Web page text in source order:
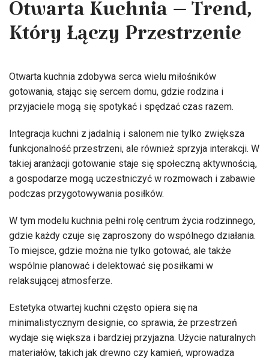
Otwarta Kuchnia – Trend,
Który Łączy Przestrzenie
Otwarta kuchnia zdobywa serca wielu miłośników
gotowania, stając się sercem domu, gdzie rodzina i
przyjaciele mogą się spotykać i spędzać czas razem.
Integracja kuchni z jadalnią i salonem nie tylko zwiększa
funkcjonalność przestrzeni, ale również sprzyja interakcji. W
takiej aranżacji gotowanie staje się społeczną aktywnością,
a gospodarze mogą uczestniczyć w rozmowach i zabawie
podczas przygotowywania posiłków.
W tym modelu kuchnia pełni rolę centrum życia rodzinnego,
gdzie każdy czuje się zaproszony do wspólnego działania.
To miejsce, gdzie można nie tylko gotować, ale także
wspólnie planować i delektować się posiłkami w
relaksującej atmosferze.
Estetyka otwartej kuchni często opiera się na
minimalistycznym designie, co sprawia, że przestrzeń
wydaje się większa i bardziej przyjazna. Użycie naturalnych
materiałów, takich jak drewno czy kamień, wprowadza